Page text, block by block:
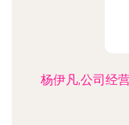
杨伊凡,公司经